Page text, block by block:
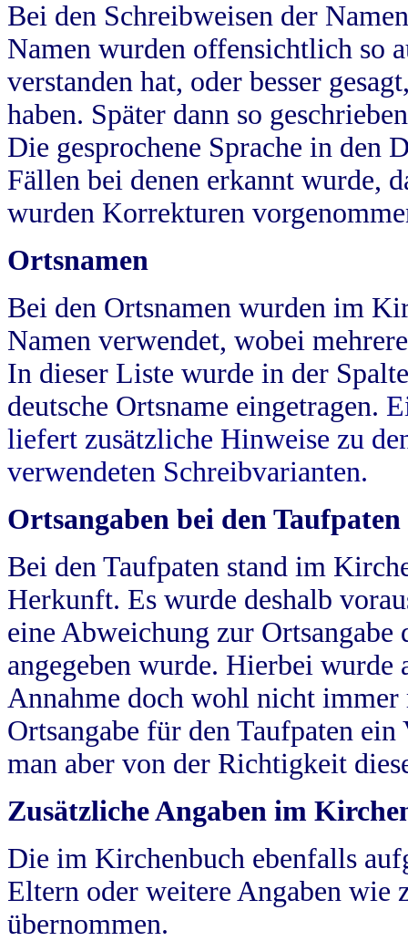
Bei den Schreibweisen der
Namen wurden offensichtlich so
verstanden hat, oder besser
haben. Später dann so
Die gesprochene Sprache in
Fällen bei denen erkannt wurde,
wurden Korrekturen
Ortsnamen
Bei den Ortsnamen wurden im
Namen verwendet, wobei
In dieser Liste wurde in der
deutsche Ortsname eingetragen.
liefert zusätzliche Hinweise zu
verwendeten Schreibvarianten.
Ortsangaben bei den Taufpaten
Bei den Taufpaten stand im
Herkunft. Es wurde deshalb
eine Abweichung zur
angegeben wurde. Hierbei wurde
Annahme doch wohl nicht
Ortsangabe für den Taufpaten
man aber von der Richtigkeit
Zusätzliche Angaben im
Die im Kirchenbuch ebenfalls
Eltern oder weitere Angaben wie
übernommen.